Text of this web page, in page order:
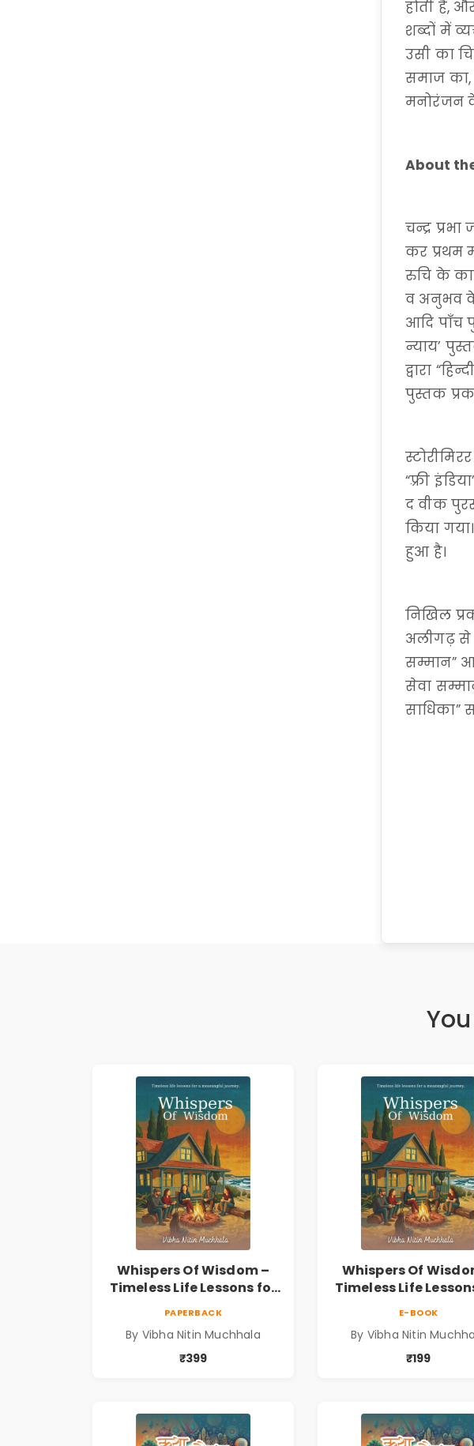
होती हैं,
शब्दों में
उसी का
समाज का,
मनोरंजन
About
चन्द्र
कर प्रथम
रुचि के
व अनुभव के
आदि पाँच
न्याय’
द्वारा
पुस्तक
“फ़्री
द वीक
किया
हुआ है।
निखिल
अलीगढ़ से
सम्मान”
सेवा
साधिका”
Whispers Of Wisdom –
Timeless Life Lessons for
PAPERBACK
By Vibha Nitin Muchhala
₹399
Whispers Of
Timeless Life
E-BOOK
By Vibha Nitin
₹199